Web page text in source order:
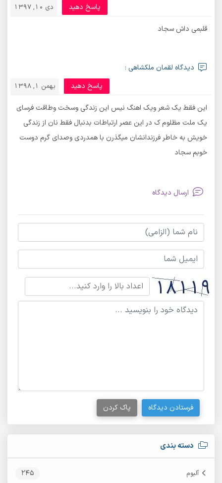
دسته بندی
آلبوم 245
دی 10, 1397 پاسخ دهید
قلبمی داش سجاد
دیدگاه لقمان ملکشاهی :
بهمن 1, 1398 پاسخ دهید
این فقط یک شعر ویک اهنگ نیس این زندگی وسخت وطاقت فرسای
یک ملت مظلوم ک در این عصر ارتباطات بدنبال فقط نان از زندگی
خویش به خاطر فرزندانشان میگذرن با همدردی وصدای گرم دوست
خوبم سجاد
ارسال دیدگاه
فرستادن دیدگاه پاک کردن